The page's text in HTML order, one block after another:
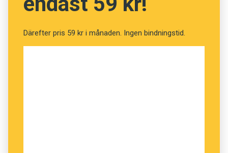
Därefter pris 59 kr i månaden. Ingen bindningstid.